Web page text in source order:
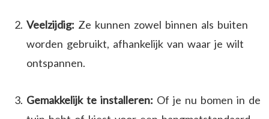
Veelzijdig: Ze kunnen zowel binnen als buiten
worden gebruikt, afhankelijk van waar je wilt
ontspannen.
Gemakkelijk te installeren: Of je nu bomen in de